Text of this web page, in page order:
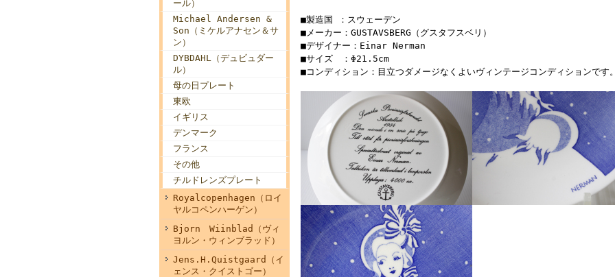
ール）
Michael Andersen &
Son（ミケルアナセン＆サ
ン）
DYBDAHL（デュビュダー
ル）
母の日プレート
東欧
イギリス
デンマーク
フランス
その他
チルドレンズプレート
Royalcopenhagen（ロイ
ヤルコペンハーゲン）
Bjorn Wiinblad（ヴィ
ヨルン・ウィンブラッド）
Jens.H.Quistgaard（イ
ェンス・クイストゴー）
■製造国 ：スウェーデン
■メーカー：GUSTAVSBERG（グスタフスベリ）
■デザイナー：Einar Nerman
■サイズ ：Φ21.5cm
■コンディション：目立つダメージなくよいヴィンテージコンディションです